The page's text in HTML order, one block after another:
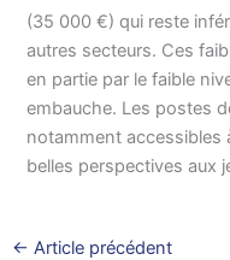
(35 000 €) qui reste
autres secteurs. Ces
en partie par le faible
embauche. Les postes
notamment accessibles
belles perspectives aux
← Article précédent